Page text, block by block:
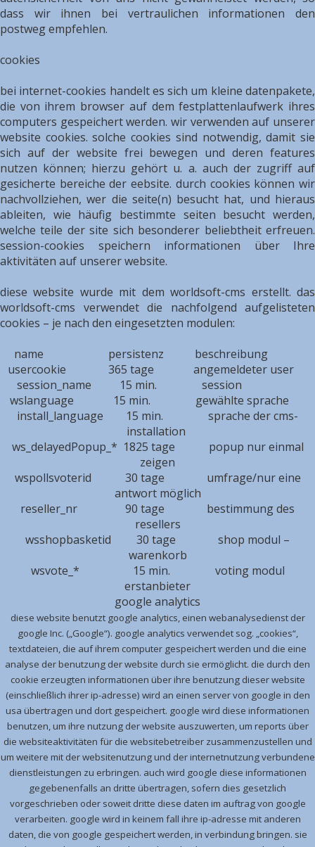
dass wir ihnen bei vertraulichen informationen den
postweg empfehlen.
cookies
bei internet-cookies handelt es sich um kleine datenpakete,
die von ihrem browser auf dem festplattenlaufwerk ihres
computers gespeichert werden. wir verwenden auf unserer
website cookies. solche cookies sind notwendig, damit sie
sich auf der website frei bewegen und deren features
nutzen können; hierzu gehört u. a. auch der zugriff auf
gesicherte bereiche der eebsite. durch cookies können wir
nachvollziehen, wer die seite(n) besucht hat, und hieraus
ableiten, wie häufig bestimmte seiten besucht werden,
welche teile der site sich besonderer beliebtheit erfreuen.
session-cookies speichern informationen über Ihre
aktivitäten auf unserer website.
diese website wurde mit dem worldsoft-cms erstellt. das
worldsoft-cms verwendet die nachfolgend aufgelisteten
cookies – je nach den eingesetzten modulen:
name persistenz beschreibung
usercookie 365 tage angemeldeter user
session_name 15 min. session
wslanguage 15 min. gewählte sprache
install_language 15 min. sprache der cms-
installation
ws_delayedPopup_* 1825 tage popup nur einmal
zeigen
wspollsvoterid 30 tage umfrage/nur eine
antwort möglich
reseller_nr 90 tage bestimmung des
resellers
wsshopbasketid 30 tage shop modul –
warenkorb
wsvote_* 15 min. voting modul
erstanbieter
google analytics
diese website benutzt google analytics, einen webanalysedienst der
google Inc. („Google“). google analytics verwendet sog. „cookies“,
textdateien, die auf ihrem computer gespeichert werden und die eine
analyse der benutzung der website durch sie ermöglicht. die durch den
cookie erzeugten informationen über ihre benutzung dieser website
(einschließlich ihrer ip-adresse) wird an einen server von google in den
usa übertragen und dort gespeichert. google wird diese informationen
benutzen, um ihre nutzung der website auszuwerten, um reports über
die websiteaktivitäten für die websitebetreiber zusammenzustellen und
um weitere mit der websitenutzung und der internetnutzung verbundene
dienstleistungen zu erbringen. auch wird google diese informationen
gegebenenfalls an dritte übertragen, sofern dies gesetzlich
vorgeschrieben oder soweit dritte diese daten im auftrag von google
verarbeiten. google wird in keinem fall ihre ip-adresse mit anderen
daten, die von google gespeichert werden, in verbindung bringen. sie